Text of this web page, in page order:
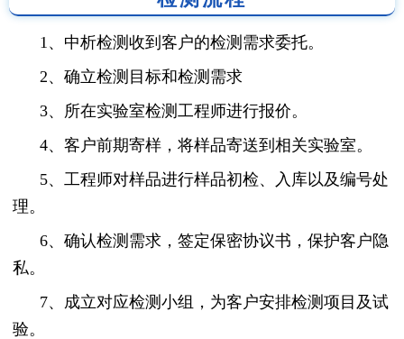
1、中析检测收到客户的检测需求委托。
2、确立检测目标和检测需求
3、所在实验室检测工程师进行报价。
4、客户前期寄样，将样品寄送到相关实验室。
5、工程师对样品进行样品初检、入库以及编号处
理。
6、确认检测需求，签定保密协议书，保护客户隐
私。
7、成立对应检测小组，为客户安排检测项目及试
验。